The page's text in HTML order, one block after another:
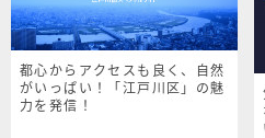
都心からアクセスも良く、自然
がいっぱい！「江戸川区」の魅
力を発信！